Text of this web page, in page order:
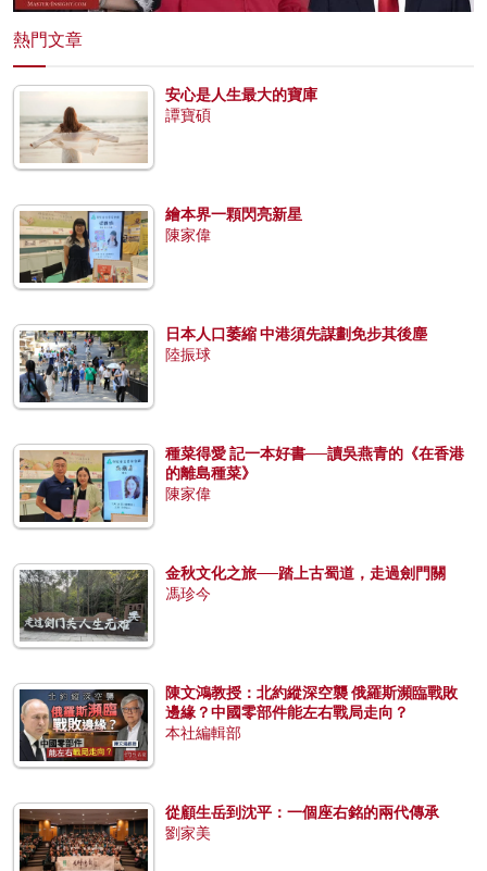
熱門文章
安心是人生最大的寶庫
譚寶碩
繪本界一顆閃亮新星
陳家偉
日本人口萎縮 中港須先謀劃免步其後塵
陸振球
種菜得愛 記一本好書──讀吳燕青的《在香港
的離島種菜》
陳家偉
金秋文化之旅──踏上古蜀道，走過劍門關
馮珍今
陳文鴻教授：北約縱深空襲 俄羅斯瀕臨戰敗
邊緣？中國零部件能左右戰局走向？
本社編輯部
從顧生岳到沈平：一個座右銘的兩代傳承
劉家美